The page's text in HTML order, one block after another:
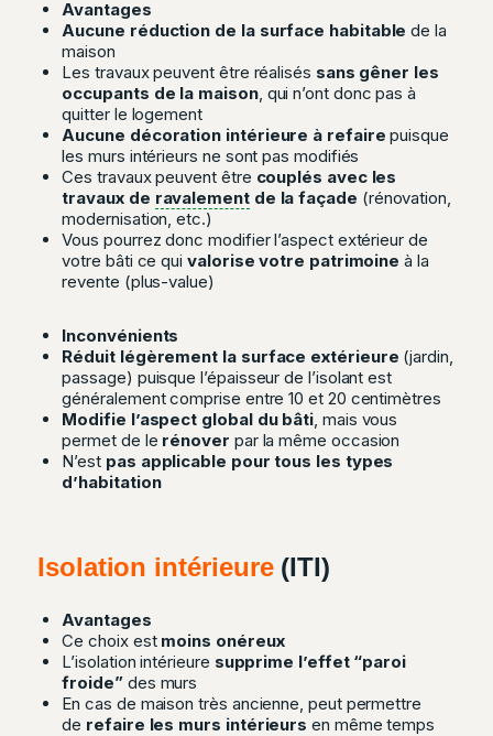
Avantages
Aucune réduction de la surface habitable de la
maison
Les travaux peuvent être réalisés sans gêner les
occupants de la maison, qui n’ont donc pas à
quitter le logement
Aucune décoration intérieure à refaire puisque
les murs intérieurs ne sont pas modifiés
Ces travaux peuvent être couplés avec les
travaux de ravalementde la façade (rénovation,
modernisation, etc.)
Vous pourrez donc modifier l’aspect extérieur de
votre bâti ce quivalorise votre patrimoine à la
revente (plus-value)
Inconvénients
Réduit légèrement la surface extérieure (jardin,
passage) puisque l’épaisseur de l’isolant est
généralement comprise entre 10 et 20 centimètres
Modifie l’aspect global du bâti , mais vous
permet de le rénover par la même occasion
N’est pas applicable pour tous les types
d’habitation
Isolation intérieure(ITI)
Avantages
Ce choix est moins onéreux
L’isolation intérieure supprime l’effet “paroi
froide”des murs
En cas de maison très ancienne, peut permettre
de refaire les murs intérieurs en même temps